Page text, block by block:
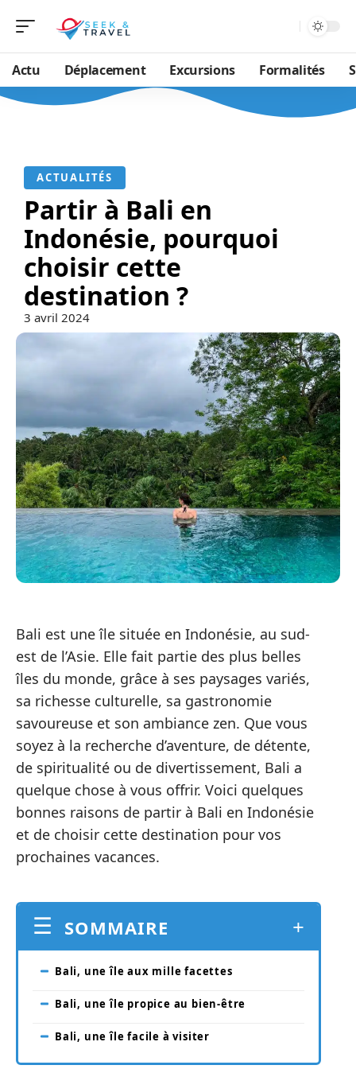
Actu Déplacement Excursions Formalités
ACTUALITÉS
Partir à Bali en
Indonésie, pourquoi
choisir cette
destination ?
3 avril 2024
Bali est une île située en Indonésie, au sud-
est de l’Asie. Elle fait partie des plus belles
îles du monde, grâce à ses paysages variés,
sa richesse culturelle, sa gastronomie
savoureuse et son ambiance zen. Que vous
soyez à la recherche d’aventure, de détente,
de spiritualité ou de divertissement, Bali a
quelque chose à vous offrir. Voici quelques
bonnes raisons de partir à Bali en Indonésie
et de choisir cette destination pour vos
prochaines vacances.
SOMMAIRE
Bali, une île aux mille facettes
Bali, une île propice au bien-être
Bali, une île facile à visiter